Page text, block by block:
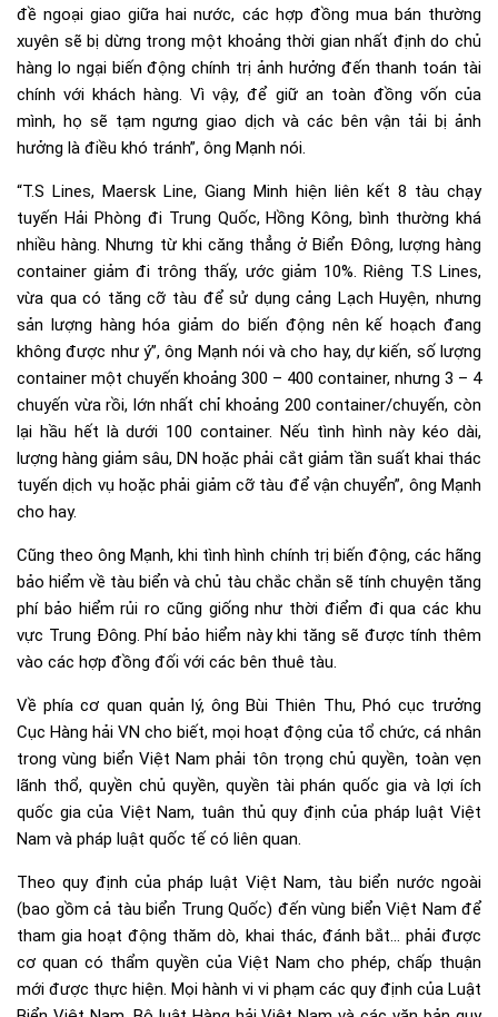
đề ngoại giao giữa hai nước, các hợp đồng mua bán thường
xuyên sẽ bị dừng trong một khoảng thời gian nhất định do chủ
hàng lo ngại biến động chính trị ảnh hưởng đến thanh toán tài
chính với khách hàng. Vì vậy, để giữ an toàn đồng vốn của
mình, họ sẽ tạm ngưng giao dịch và các bên vận tải bị ảnh
hưởng là điều khó tránh”, ông Mạnh nói.
“T.S Lines, Maersk Line, Giang Minh hiện liên kết 8 tàu chạy
tuyến Hải Phòng đi Trung Quốc, Hồng Kông, bình thường khá
nhiều hàng. Nhưng từ khi căng thẳng ở Biển Đông, lượng hàng
container giảm đi trông thấy, ước giảm 10%. Riêng T.S Lines,
vừa qua có tăng cỡ tàu để sử dụng cảng Lạch Huyện, nhưng
sản lượng hàng hóa giảm do biến động nên kế hoạch đang
không được như ý”, ông Mạnh nói và cho hay, dự kiến, số lượng
container một chuyến khoảng 300 – 400 container, nhưng 3 – 4
chuyến vừa rồi, lớn nhất chỉ khoảng 200 container/chuyến, còn
lại hầu hết là dưới 100 container. Nếu tình hình này kéo dài,
lượng hàng giảm sâu, DN hoặc phải cắt giảm tần suất khai thác
tuyến dịch vụ hoặc phải giảm cỡ tàu để vận chuyển”, ông Mạnh
cho hay.
Cũng theo ông Mạnh, khi tình hình chính trị biến động, các hãng
bảo hiểm về tàu biển và chủ tàu chắc chắn sẽ tính chuyện tăng
phí bảo hiểm rủi ro cũng giống như thời điểm đi qua các khu
vực Trung Đông. Phí bảo hiểm này khi tăng sẽ được tính thêm
vào các hợp đồng đối với các bên thuê tàu.
Về phía cơ quan quản lý, ông Bùi Thiên Thu, Phó cục trưởng
Cục Hàng hải VN cho biết, mọi hoạt động của tổ chức, cá nhân
trong vùng biển Việt Nam phải tôn trọng chủ quyền, toàn vẹn
lãnh thổ, quyền chủ quyền, quyền tài phán quốc gia và lợi ích
quốc gia của Việt Nam, tuân thủ quy định của pháp luật Việt
Nam và pháp luật quốc tế có liên quan.
Theo quy định của pháp luật Việt Nam, tàu biển nước ngoài
(bao gồm cả tàu biển Trung Quốc) đến vùng biển Việt Nam để
tham gia hoạt động thăm dò, khai thác, đánh bắt… phải được
cơ quan có thẩm quyền của Việt Nam cho phép, chấp thuận
mới được thực hiện. Mọi hành vi vi phạm các quy định của Luật